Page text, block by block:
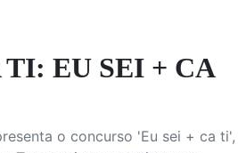
TI: EU SEI + CA
o concurso 'Eu sei + ca ti',